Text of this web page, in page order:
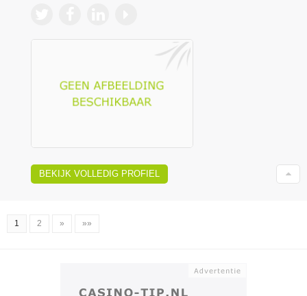
BEKIJK VOLLEDIG PROFIEL
1 2 » »»